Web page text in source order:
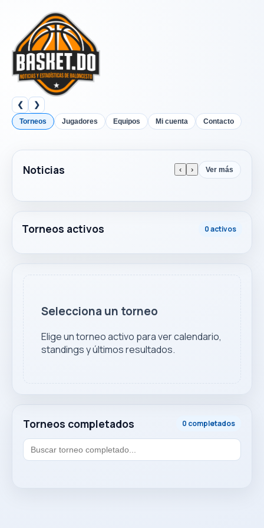
❮ ❯
Torneos Jugadores Equipos Mi cuenta Contacto
Noticias ‹ › Ver más
Torneos activos 0 activos
Torneos completados 0 completados
Selecciona un torneo
Elige un torneo activo para ver calendario,
standings y últimos resultados.